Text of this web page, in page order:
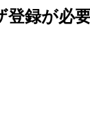
録が必要